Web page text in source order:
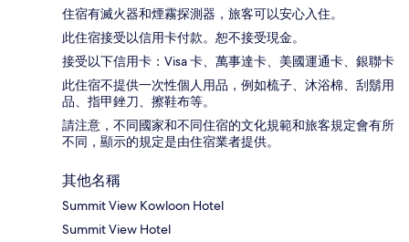
住宿有滅火器和煙霧探測器，旅客可以安心入住。
此住宿接受以信用卡付款。恕不接受現金。
接受以下信用卡：Visa 卡、萬事達卡、美國運通卡、銀聯卡
此住宿不提供一次性個人用品，例如梳子、沐浴棉、刮鬍用
品、指甲銼刀、擦鞋布等。
請注意，不同國家和不同住宿的文化規範和旅客規定會有所
不同，顯示的規定是由住宿業者提供。
其他名稱
Summit View Kowloon Hotel
Summit View Hotel